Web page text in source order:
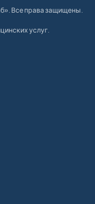
Все права защищены.
услуг.